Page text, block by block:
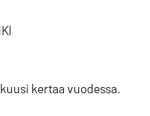
kertaa vuodessa.